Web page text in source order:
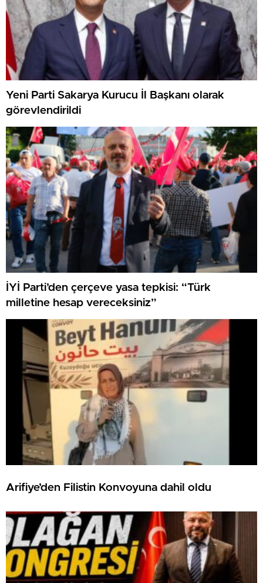
Yeni Parti Sakarya Kurucu İl Başkanı olarak
görevlendirildi
İYİ Parti’den çerçeve yasa tepkisi: “Türk
milletine hesap vereceksiniz”
Arifiye’den Filistin Konvoyuna dahil oldu